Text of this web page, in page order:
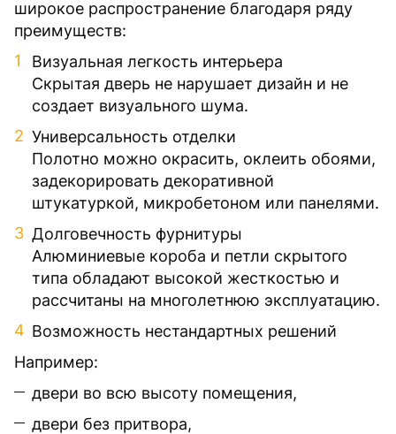
широкое распространение благодаря ряду
преимуществ:
Визуальная легкость интерьера
Скрытая дверь не нарушает дизайн и не
создает визуального шума.
Универсальность отделки
Полотно можно окрасить, оклеить обоями,
задекорировать декоративной
штукатуркой, микробетоном или панелями.
Долговечность фурнитуры
Алюминиевые короба и петли скрытого
типа обладают высокой жесткостью и
рассчитаны на многолетнюю эксплуатацию.
Возможность нестандартных решений
Например:
двери во всю высоту помещения,
двери без притвора,